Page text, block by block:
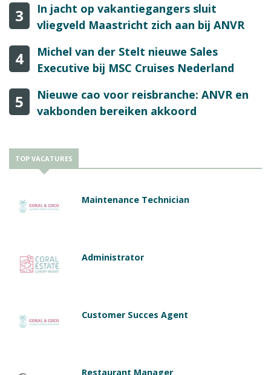
3
In jacht op vakantiegangers sluit
vliegveld Maastricht zich aan bij ANVR
4
Michel van der Stelt nieuwe Sales
Executive bij MSC Cruises Nederland
5
Nieuwe cao voor reisbranche: ANVR en
vakbonden bereiken akkoord
TOP VACATURES
Maintenance Technician
Administrator
Customer Succes Agent
Restaurant Manager